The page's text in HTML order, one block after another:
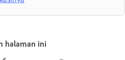
halaman ini